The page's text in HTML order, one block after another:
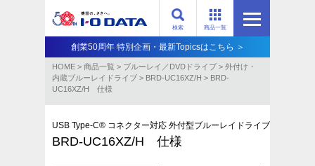
商品一覧
検索
創業50周年 特別企画・最新Topicsはこちら ＞
HOME > 商品一覧 > ブルーレイ／DVDドライブ > 外付け・
内蔵ブルーレイドライブ > BRD-UC16XZ/H > BRD-
UC16XZ/H 仕様
USB Type-C® コネクター対応 外付型ブルーレイドライブ
BRD-UC16XZ/H 仕様